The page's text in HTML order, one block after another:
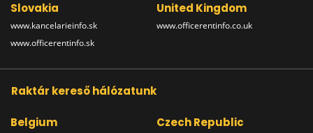
Slovakia
www.kancelarieinfo.sk
www.officerentinfo.sk
United Kingdom
www.officerentinfo.co.uk
Raktár kereső hálózatunk
Belgium Czech Republic